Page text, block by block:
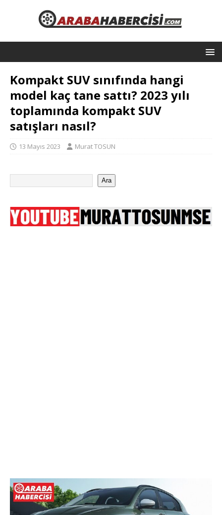
Kompakt SUV sınıfında hangi
model kaç tane sattı? 2023 yılı
toplamında kompakt SUV
satışları nasıl?
13 Mayıs 2023 Murat TOSUN
Ara